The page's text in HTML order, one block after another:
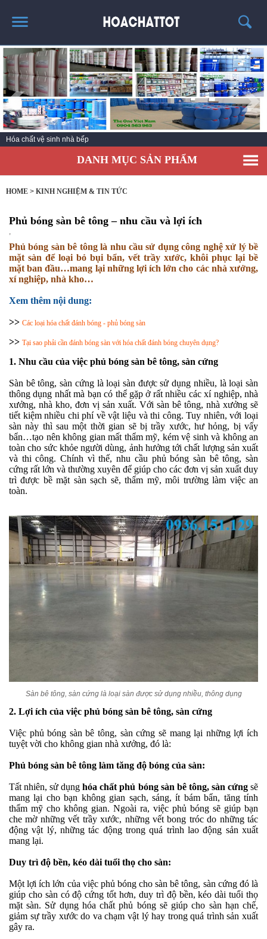
TRANG CHỦ
GIỚI THIỆU
SẢN PHẨM HÓT
KINH NGHIỆM & TIN TỨC
LIÊN HỆ
Hóa chất vệ sinh nhà bếp
DANH MỤC SẢN PHẨM
HOME > KINH NGHIỆM & TIN TỨC
Phủ bóng sàn bê tông – nhu cầu và lợi ích
,
Phủ bóng sàn bê tông là nhu cầu sử dụng công nghệ xử lý bề
mặt sàn để loại bỏ bụi bẩn, vết trầy xước, khôi phục lại bề
mặt ban đầu…mang lại những lợi ích lớn cho các nhà xưởng,
xí nghiệp, nhà kho…
Xem thêm nội dung:
>> Các loại hóa chất đánh bóng - phủ bóng sàn
>> Tại sao phải cần đánh bóng sàn với hóa chất đánh bóng chuyên dụng?
1. Nhu cầu của việc phủ bóng sàn bê tông, sàn cứng
Sàn bê tông, sàn cứng là loại sàn được sử dụng nhiều, là loại sàn
thông dụng nhất mà bạn có thể gặp ở rất nhiều các xí nghiệp, nhà
xưởng, nhà kho, đơn vị sản xuất. Với sàn bê tông, nhà xưởng sẽ
tiết kiệm nhiều chi phí về vật liệu và thi công. Tuy nhiên, với loại
sàn này thì sau một thời gian sẽ bị trầy xước, hư hỏng, bị vấy
bẩn…tạo nên không gian mất thẩm mỹ, kém vệ sinh và không an
toàn cho sức khỏe người dùng, ảnh hưởng tới chất lượng sản xuất
và thi công. Chính vì thế, nhu cầu phủ bóng sàn bê tông, sàn
cứng rất lớn và thường xuyên để giúp cho các đơn vị sản xuất duy
trì được bề mặt sàn sạch sẽ, thẩm mỹ, môi trường làm việc an
toàn.
Sàn bê tông, sàn cứng là loại sàn được sử dụng nhiều, thông dụng
2. Lợi ích của việc phủ bóng sàn bê tông, sàn cứng
Việc phủ bóng sàn bê tông, sàn cứng sẽ mang lại những lợi ích
tuyệt vời cho không gian nhà xưởng, đó là:
Phủ bóng sàn bê tông làm tăng độ bóng của sàn:
Tất nhiên, sử dụnghóa chất phủ bóng sàn bê tông, sàn cứngsẽ
mang lại cho bạn không gian sạch, sáng, ít bám bẩn, tăng tính
thẩm mỹ cho không gian. Ngoài ra, việc phủ bóng sẽ giúp bạn
che mờ những vết trầy xước, những vết bong tróc do những tác
động vật lý, những tác động trong quá trình lao động sản xuất
mang lại.
Duy trì độ bền, kéo dài tuổi thọ cho sàn:
Một lợi ích lớn của việc phủ bóng cho sàn bê tông, sàn cứng đó là
giúp cho sàn có độ cứng tốt hơn, duy trì độ bền, kéo dài tuổi thọ
mặt sàn. Sử dụng hóa chất phủ bóng sẽ giúp cho sàn hạn chế,
giảm sự trầy xước do va chạm vật lý hay trong quá trình sản xuất
gây ra.